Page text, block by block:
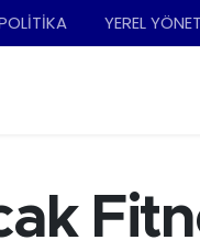
YEREL